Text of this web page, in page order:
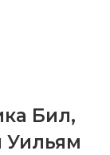
Бил,